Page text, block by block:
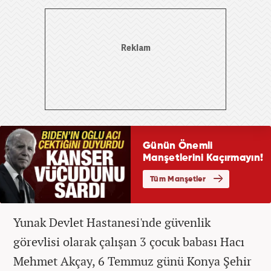
Yunak Devlet Hastanesi'nde güvenlik
görevlisi olarak çalışan 3 çocuk babası Hacı
Mehmet Akçay, 6 Temmuz günü Konya Şehir